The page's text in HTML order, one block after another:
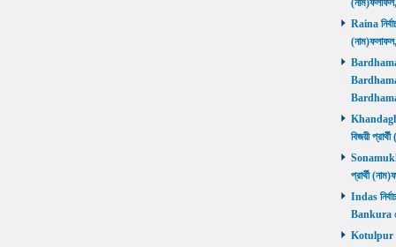
Raina
বিজয়ী
Sonamukhi
প্রার্থী
Indas
Bankura
Kotulpur